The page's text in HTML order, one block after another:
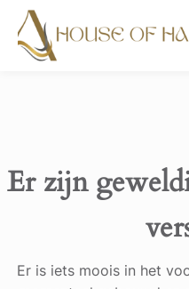
Er zijn
Er is iets moois in het